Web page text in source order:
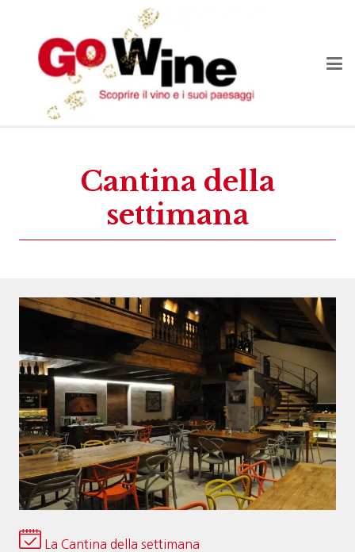
Cantina della
settimana
La Cantina della settimana